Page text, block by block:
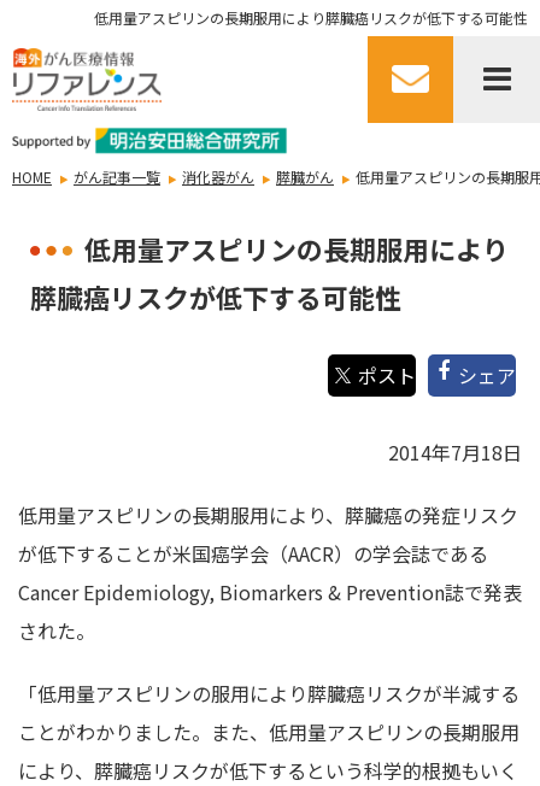
低用量アスピリンの長期服用により膵臓癌リスクが低下する可能性
HOME がん記事一覧 消化器がん 膵臓がん 低用量アスピリンの長期服
低用量アスピリンの長期服用により
膵臓癌リスクが低下する可能性
シェア
2014年7月18日
低用量アスピリンの長期服用により、膵臓癌の発症リスク
が低下することが米国癌学会（AACR）の学会誌である
Cancer Epidemiology, Biomarkers & Prevention誌で発表
された。
「低用量アスピリンの服用により膵臓癌リスクが半減する
ことがわかりました。また、低用量アスピリンの長期服用
により、膵臓癌リスクが低下するという科学的根拠もいく